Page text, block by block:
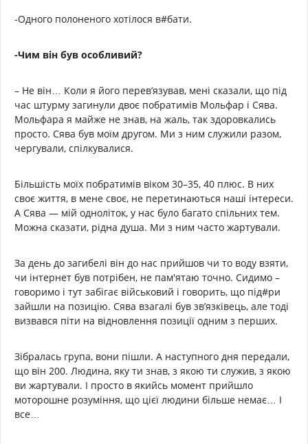
-Одного полоненого хотілося в#бати.
-Чим він був особливий?
– Не він… Коли я його перев’язував, мені сказали, що під
час штурму загинули двоє побратимів Мольфар і Сява.
Мольфара я майже не знав, на жаль, так здоровкались
просто. Сява був моїм другом. Ми з ним служили разом,
чергували, спілкувалися.
Більшість моїх побратимів віком 30–35, 40 плюс. В них
своє життя, в мене своє, не перетинаються наші інтереси.
А Сява — мій одноліток, у нас було багато спільних тем.
Можна сказати, рідна душа. Ми з ним часто жартували.
За день до загибелі він до нас прийшов чи то воду взяти,
чи інтернет був потрібен, не пам'ятаю точно. Сидимо –
говоримо і тут забігає військовий і говорить, що під#ри
зайшли на позицію. Сява взагалі був зв’язківець, але тоді
визвався піти на відновлення позиції одним з перших.
Зібралась група, вони пішли. А наступного дня передали,
що він 200. Людина, яку ти знав, з якою ти служив, з якою
ви жартували. І просто в якийсь момент прийшло
моторошне розуміння, що цієї людини більше немає… І
все…